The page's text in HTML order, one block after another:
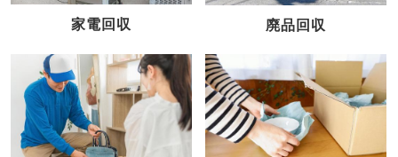
家電回収 廃品回収